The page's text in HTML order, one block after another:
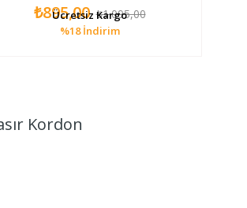
₺895,00 ₺1.095,00
%18 İndirim
Ücretsiz Kargo
Kordon